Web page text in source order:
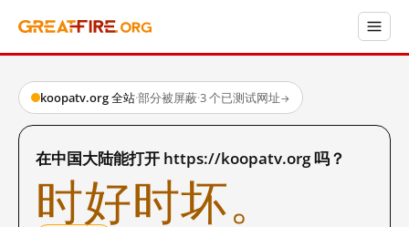
koopatv.org 全站·部分被屏蔽·3 个已测试网址→
在中国大陆能打开 https://koopatv.org 吗？
时好时坏。